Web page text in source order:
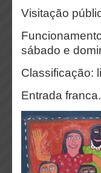
Visitação
sábado e
Classificação:
Entrada franca.